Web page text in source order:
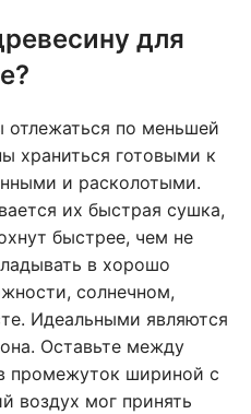
для
по меньшей
храниться готовыми к
и расколотыми.
их быстрая сушка,
быстрее, чем не
в хорошо
солнечном,
Идеальными являются
Оставьте между
промежуток шириной с
воздух мог принять